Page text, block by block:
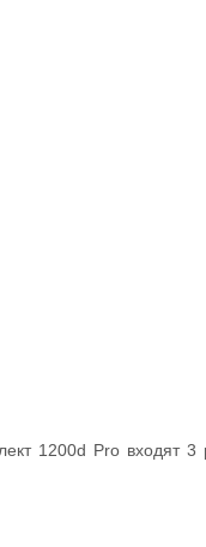
1200d Pro входят 3